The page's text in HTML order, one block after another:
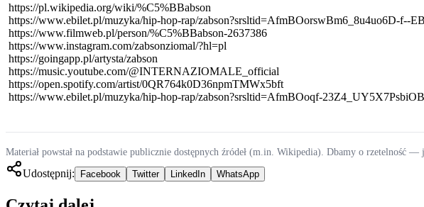
https://pl.wikipedia.org/wiki/%C5%BBabson
https://www.ebilet.pl/muzyka/hip-hop-rap/zabson?srsltid=AfmBOorswBm6_8u4uo6D-f--
https://www.filmweb.pl/person/%C5%BBabson-2637386
https://www.instagram.com/zabsonziomal/?hl=pl
https://goingapp.pl/artysta/zabson
https://music.youtube.com/@INTERNAZIOMALE_official
https://open.spotify.com/artist/0QR764k0D36npmTMWx5bft
https://www.ebilet.pl/muzyka/hip-hop-rap/zabson?srsltid=AfmBOoqf-
Materiał powstał na podstawie publicznie dostępnych źródeł (m.in. Wikipedia). Dbamy o rzetelność —
Udostępnij: Facebook Twitter LinkedIn WhatsApp